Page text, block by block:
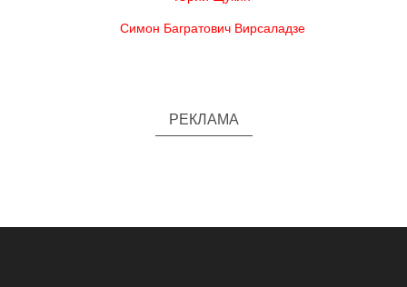
Симон Багратович Вирсаладзе
РЕКЛАМА